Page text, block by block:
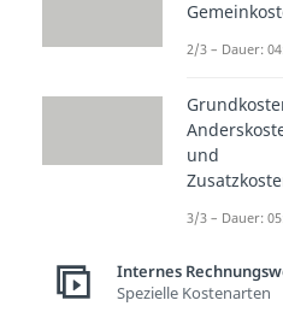
bilden
Die
Deshalb
2/3 – Dauer:
und
3/3 – Dauer:
Internes
Spezielle Kostenarten